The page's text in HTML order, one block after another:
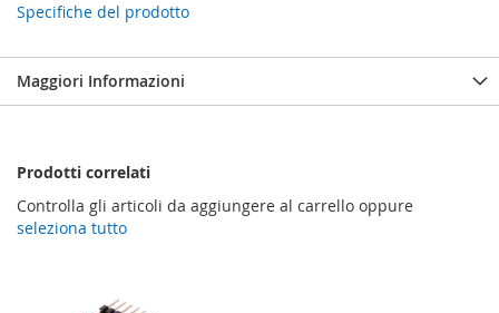
Specifiche del prodotto
Maggiori Informazioni
Prodotti correlati
Controlla gli articoli da aggiungere al carrello oppure
seleziona tutto